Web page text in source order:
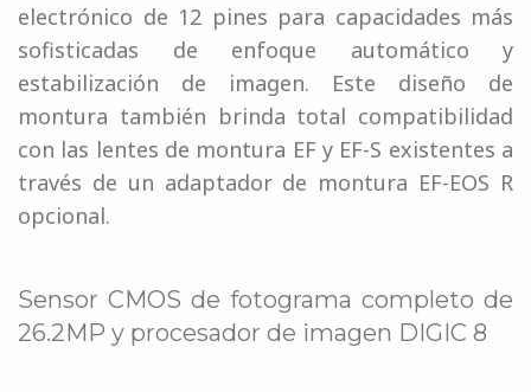
electrónico de 12 pines para capacidades más
sofisticadas de enfoque automático y
estabilización de imagen. Este diseño de
montura también brinda total compatibilidad
con las lentes de montura EF y EF-S existentes a
través de un adaptador de montura EF-EOS R
opcional.
Sensor CMOS de fotograma completo de
26.2MP y procesador de imagen DIGIC 8